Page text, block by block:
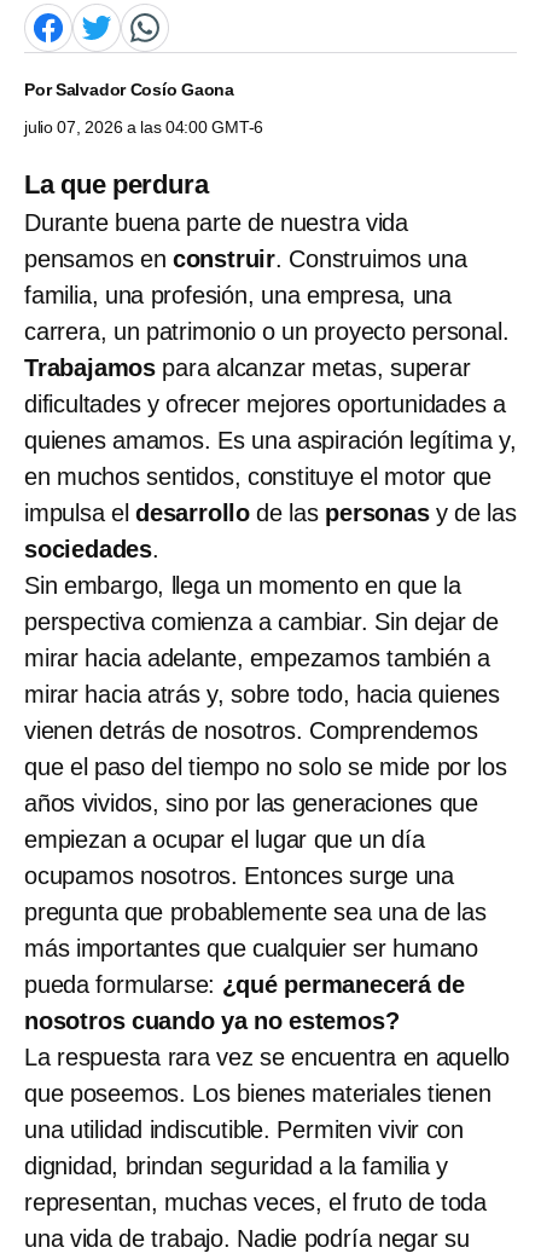
PorSalvador Cosío Gaona
julio 07, 2026 a las 04:00 GMT-6
La que perdura
Durante buena parte de nuestra vida
pensamos en construir. Construimos una
familia, una profesión, una empresa, una
carrera, un patrimonio o un proyecto personal.
Trabajamos para alcanzar metas, superar
dificultades y ofrecer mejores oportunidades a
quienes amamos. Es una aspiración legítima y,
en muchos sentidos, constituye el motor que
impulsa eldesarrollo de las personasy de las
sociedades.
Sin embargo, llega un momento en que la
perspectiva comienza a cambiar. Sin dejar de
mirar hacia adelante, empezamos también a
mirar hacia atrás y, sobre todo, hacia quienes
vienen detrás de nosotros. Comprendemos
que el paso del tiempo no solo se mide por los
años vividos, sino por las generaciones que
empiezan a ocupar el lugar que un día
ocupamos nosotros. Entonces surge una
pregunta que probablemente sea una de las
más importantes que cualquier ser humano
pueda formularse: ¿qué permanecerá de
nosotros cuando ya no estemos?
La respuesta rara vez se encuentra en aquello
que poseemos. Los bienes materiales tienen
una utilidad indiscutible. Permiten vivir con
dignidad, brindan seguridad a la familia y
representan, muchas veces, el fruto de toda
una vida de trabajo. Nadie podría negar su